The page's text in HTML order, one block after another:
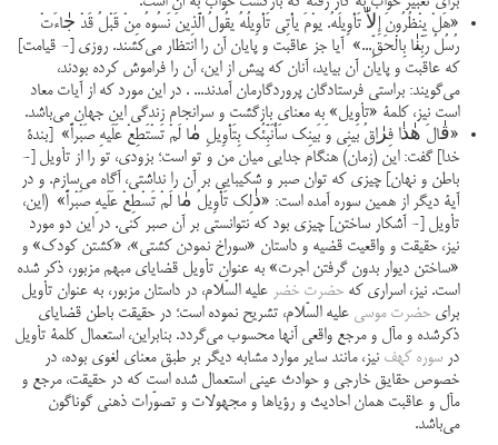
«هَلْ ینْظُرُونَ إِلاّٰ تَأْوِیلَهُ. یوْمَ یأْتِی تَأْوِیلُهُ یقُولُ الَّذِینَ نَسُوهُ مِنْ قَبْلُ قَدْ جٰاءَتْ
رُسُلُ رَبِّنٰا بِالْحَقِّ...» آیا جز عاقبت و پایان آن را انتظار مى‌کشند. روزى [- قیامت]
که عاقبت و پایان آن بیاید، آنان که پیش از این، آن را فراموش کرده بودند،
مى‌گویند: براستى فرستادگان پروردگارمان آمدند... . در این مورد که از آیات معاد
است نیز، کلمۀ «تأویل» به معناى بازگشت و سرانجام زندگى این جهان مى‌باشد.
«قٰالَ هٰذٰا فِرٰاقُ بَینِی وَ بَینِک سَأُنَبِّئُک بِتَأْوِیلِ مٰا لَمْ تَسْتَطِعْ عَلَیهِ صَبْراً» [بندۀ
خدا] گفت: این (زمان) هنگام جدایى میان من و تو است؛ بزودى، تو را از تأویل [-
باطن و نهان] چیزى که توان صبر و شکیبایى بر آن را نداشتى، آگاه مى‌سازم. و در
آیۀ دیگر از همین سوره آمده است: «ذٰلِک تَأْوِیلُ مٰا لَمْ تَسْطِعْ عَلَیهِ صَبْراً» (این،
تأویل [- آشکار ساختن] چیزى بود که نتوانستى بر آن صبر کنى. در این دو مورد
نیز، حقیقت و واقعیت قضیه و داستان «سوراخ نمودن کشتى»، «کشتن کودک» و
«ساختن دیوار بدون گرفتن اجرت» به عنوان تأویل قضایاى مبهم مزبور، ذکر شده
است. نیز، اسرارى که حضرت خضر علیه السّلام، در داستان مزبور، به عنوان تأویل
براى حضرت موسى علیه السّلام، تشریح نموده است؛ در حقیقت باطن قضایاى
ذکرشده و مآل و مرجع واقعى آنها محسوب مى‌گردد. بنابراین، استعمال کلمۀ تأویل
در سوره کهف نیز، مانند سایر موارد مشابه دیگر بر طبق معناى لغوى بوده، در
خصوص حقایق خارجى و حوادث عینى استعمال شده است که در حقیقت، مرجع و
مآل و عاقبت همان احادیث و رؤیاها و مجهولات و تصوّرات ذهنى گوناگون
مى‌باشد.